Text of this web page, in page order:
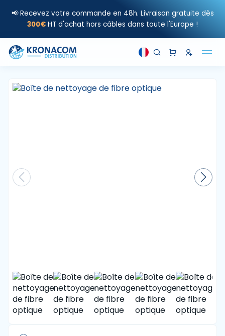
📢 Recevez votre commande en 48h. Livraison gratuite dès
300€ HT d'achat hors câbles dans toute l'Europe !